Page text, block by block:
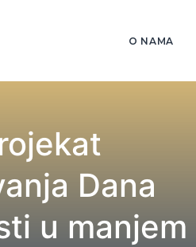
O NAMA
Dana
u manjem